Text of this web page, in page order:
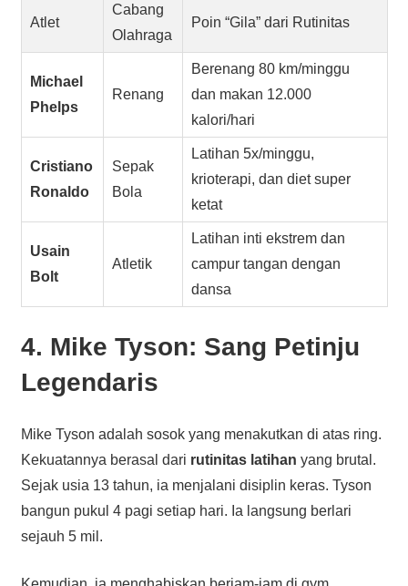
Atlet
Cabang
Olahraga
Poin “Gila” dari Rutinitas
Michael
Phelps
Renang
Berenang 80 km/minggu
dan makan 12.000
kalori/hari
Cristiano
Ronaldo
Sepak
Bola
Latihan 5x/minggu,
krioterapi, dan diet super
ketat
Usain
Bolt
Atletik
Latihan inti ekstrem dan
campur tangan dengan
dansa
4. Mike Tyson: Sang Petinju
Legendaris
Mike Tyson adalah sosok yang menakutkan di atas ring.
Kekuatannya berasal dari rutinitas latihan yang brutal.
Sejak usia 13 tahun, ia menjalani disiplin keras. Tyson
bangun pukul 4 pagi setiap hari. Ia langsung berlari
sejauh 5 mil.